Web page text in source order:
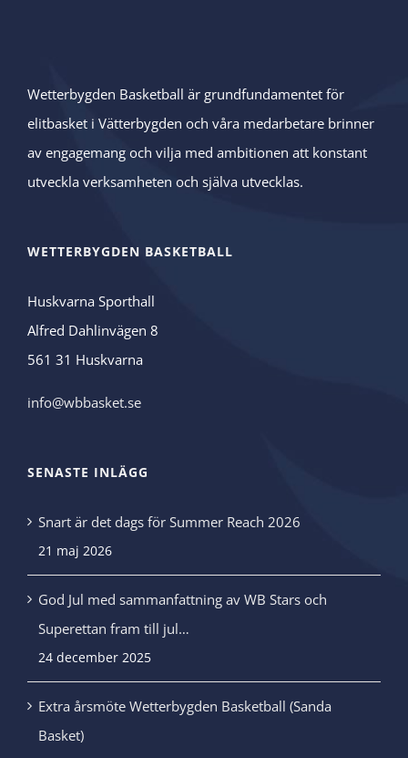
Wetterbygden Basketball är grundfundamentet för
elitbasket i Vätterbygden och våra medarbetare brinner
av engagemang och vilja med ambitionen att konstant
utveckla verksamheten och själva utvecklas.
WETTERBYGDEN BASKETBALL
Huskvarna Sporthall
Alfred Dahlinvägen 8
561 31 Huskvarna
info@wbbasket.se
SENASTE INLÄGG
Snart är det dags för Summer Reach 2026
21 maj 2026
God Jul med sammanfattning av WB Stars och
Superettan fram till jul…
24 december 2025
Extra årsmöte Wetterbygden Basketball (Sanda
Basket)